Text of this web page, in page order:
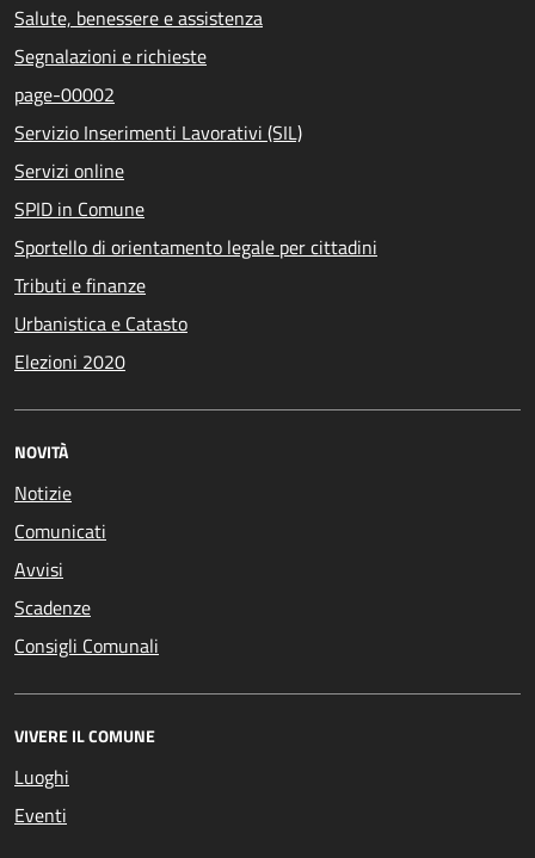
Salute, benessere e assistenza
Segnalazioni e richieste
page-00002
Servizio Inserimenti Lavorativi (SIL)
Servizi online
SPID in Comune
Sportello di orientamento legale per cittadini
Tributi e finanze
Urbanistica e Catasto
Elezioni 2020
NOVITÀ
Notizie
Comunicati
Avvisi
Scadenze
Consigli Comunali
VIVERE IL COMUNE
Luoghi
Eventi